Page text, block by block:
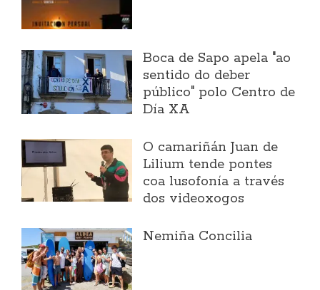
Boca de Sapo apela "ao
sentido do deber
público" polo Centro de
Día XA
O camariñán Juan de
Lilium tende pontes
coa lusofonía a través
dos videoxogos
Nemiña Concilia